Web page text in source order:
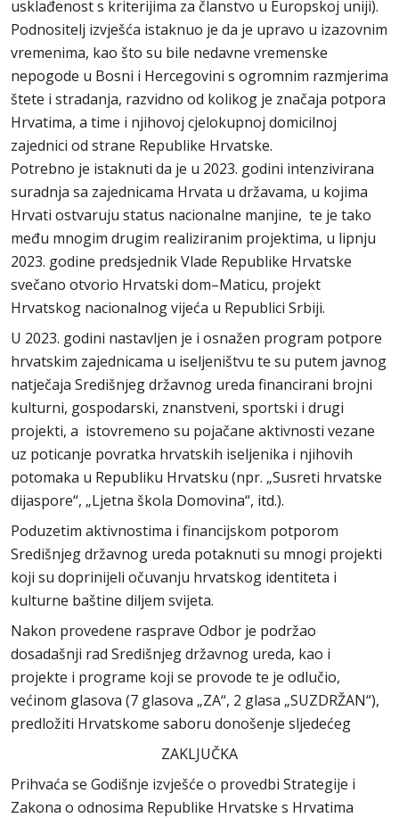
usklađenost s kriterijima za članstvo u Europskoj uniji).
Podnositelj izvješća istaknuo je da je upravo u izazovnim
vremenima, kao što su bile nedavne vremenske
nepogode u Bosni i Hercegovini s ogromnim razmjerima
štete i stradanja, razvidno od kolikog je značaja potpora
Hrvatima, a time i njihovoj cjelokupnoj domicilnoj
zajednici od strane Republike Hrvatske.
Potrebno je istaknuti da je u 2023. godini intenzivirana
suradnja sa zajednicama Hrvata u državama, u kojima
Hrvati ostvaruju status nacionalne manjine, te je tako
među mnogim drugim realiziranim projektima, u lipnju
2023. godine predsjednik Vlade Republike Hrvatske
svečano otvorio Hrvatski dom–Maticu, projekt
Hrvatskog nacionalnog vijeća u Republici Srbiji.
U 2023. godini nastavljen je i osnažen program potpore
hrvatskim zajednicama u iseljeništvu te su putem javnog
natječaja Središnjeg državnog ureda financirani brojni
kulturni, gospodarski, znanstveni, sportski i drugi
projekti, a istovremeno su pojačane aktivnosti vezane
uz poticanje povratka hrvatskih iseljenika i njihovih
potomaka u Republiku Hrvatsku (npr. „Susreti hrvatske
dijaspore“, „Ljetna škola Domovina“, itd.).
Poduzetim aktivnostima i financijskom potporom
Središnjeg državnog ureda potaknuti su mnogi projekti
koji su doprinijeli očuvanju hrvatskog identiteta i
kulturne baštine diljem svijeta.
Nakon provedene rasprave Odbor je podržao
dosadašnji rad Središnjeg državnog ureda, kao i
projekte i programe koji se provode te je odlučio,
većinom glasova (7 glasova „ZA“, 2 glasa „SUZDRŽAN“),
predložiti Hrvatskome saboru donošenje sljedećeg
ZAKLJUČKA
Prihvaća se Godišnje izvješće o provedbi Strategije i
Zakona o odnosima Republike Hrvatske s Hrvatima